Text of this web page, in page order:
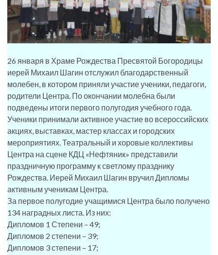
26 января в Храме Рождества Пресвятой Богородицы
иерей Михаил Шагин отслужил благодарственный
молебен, в котором приняли участие ученики, педагоги,
родители Центра. По окончании молебна были
подведены итоги первого полугодия учебного года.
Ученики принимали активное участие во всероссийских
акциях, выставках, мастер классах и городских
мероприятиях. Театральный и хоровые коллективы
Центра на сцене КДЦ «Нефтяник» представили
праздничную программу к светлому празднику
Рождества. Иерей Михаил Шагин вручил Дипломы
активным ученикам Центра.
За первое полугодие учащимися Центра было получено
134 наградных листа. Из них:
Дипломов 1 Степени – 49;
Дипломов 2 степени – 39;
Дипломов 3 степени – 17;